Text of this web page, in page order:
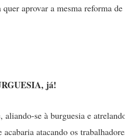
aprovar a mesma reforma
já!
se à burguesia e
atacando os